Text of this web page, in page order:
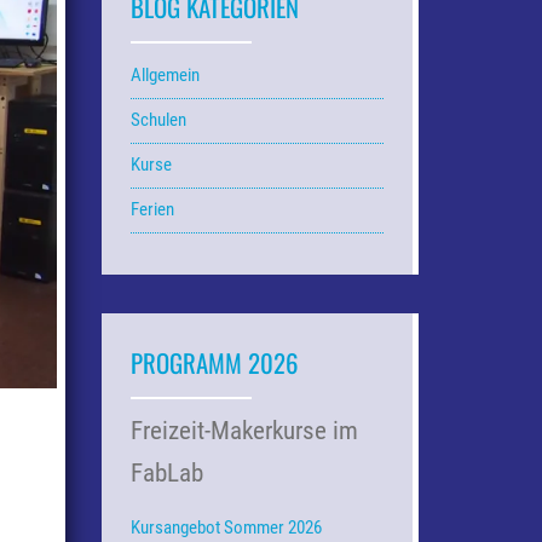
Allgemein
Schulen
Kurse
Ferien
PROGRAMM 2026
Freizeit-Makerkurse im
FabLab
Kursangebot Sommer 2026